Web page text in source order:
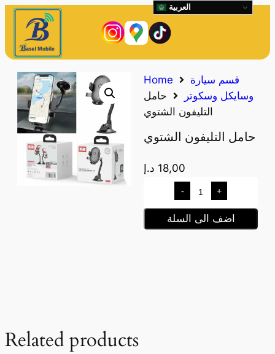
Home
قسم سيارة
وسايكل وسكوتر
حامل
التليفون الشتوي
حامل التليفون الشتوي
18,00 د.إ
- +
اضف الى السلة
Related products
العربية